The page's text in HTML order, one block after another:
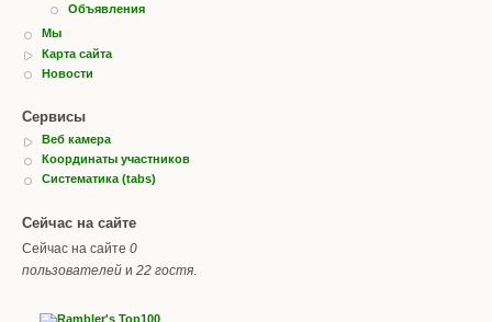
Объявления
Мы
Карта сайта
Новости
Сервисы
Веб камера
Координаты участников
Систематика (tabs)
Сейчас на сайте
Сейчас на сайте 0
пользователей и 22 гостя.